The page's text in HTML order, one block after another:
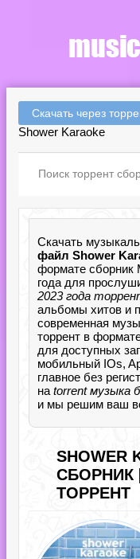
Скачать через
Shower Karaoke
Скачать
файл Shower
формате сборник
года для
2023 года
альбомы хитов и
современная
торрент в
для доступных
мобильный IOs,
главное без
на torrent музыка
и мы решим ваш
SHOWER
СБОРНИК
ТОРРЕНТ